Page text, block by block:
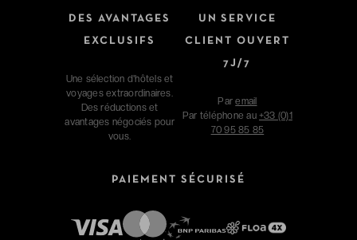
DES AVANTAGES
EXCLUSIFS
Une sélection d'hôtels et
voyages extraordinaires.
Des réductions et
avantages négociés pour
vous.
UN SERVICE
CLIENT OUVERT
7J/7
Paremail
Par téléphone au +33 (0)1
70 95 85 85
PAIEMENT SÉCURISÉ